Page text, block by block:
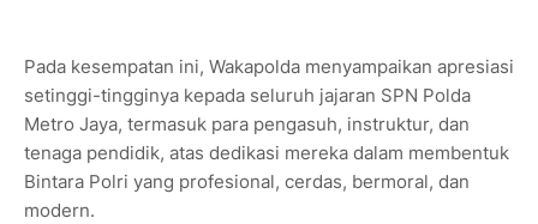
Pada kesempatan ini, Wakapolda menyampaikan apresiasi
setinggi-tingginya kepada seluruh jajaran SPN Polda
Metro Jaya, termasuk para pengasuh, instruktur, dan
tenaga pendidik, atas dedikasi mereka dalam membentuk
Bintara Polri yang profesional, cerdas, bermoral, dan
modern.